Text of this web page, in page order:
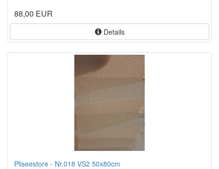
88,00 EUR
Details
Pliseestore - Nr.018 VS2 50x80cm